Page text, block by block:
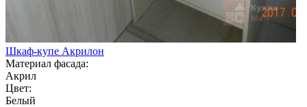
Шкаф-купе Акрилон
Материал фасада:
Акрил
Цвет:
Белый